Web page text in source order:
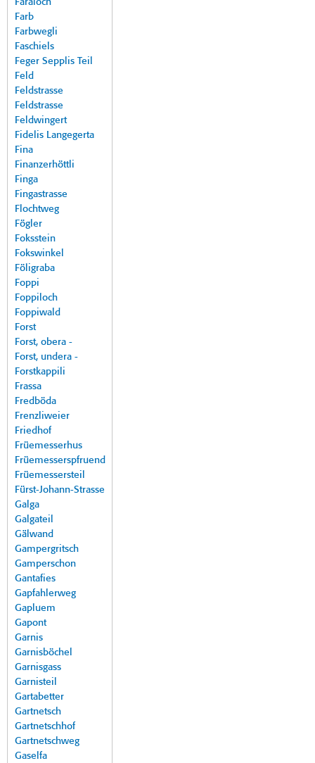
Faraloch
Farb
Farbwegli
Faschiels
Feger Sepplis Teil
Feld
Feldstrasse
Feldstrasse
Feldwingert
Fidelis Langegerta
Fina
Finanzerhöttli
Finga
Fingastrasse
Flochtweg
Fögler
Foksstein
Fokswinkel
Föligraba
Foppi
Foppiloch
Foppiwald
Forst
Forst, obera -
Forst, undera -
Forstkappili
Frassa
Fredböda
Frenzliweier
Friedhof
Früemesserhus
Früemesserspfruend
Früemessersteil
Fürst-Johann-Strasse
Galga
Galgateil
Gälwand
Gampergritsch
Gamperschon
Gantafies
Gapfahlerweg
Gapluem
Gapont
Garnis
Garnisböchel
Garnisgass
Garnisteil
Gartabetter
Gartnetsch
Gartnetschhof
Gartnetschweg
Gaselfa